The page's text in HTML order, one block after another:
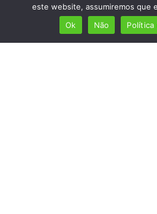
Links úteis
este website, assumiremos que
Ok
Não Política